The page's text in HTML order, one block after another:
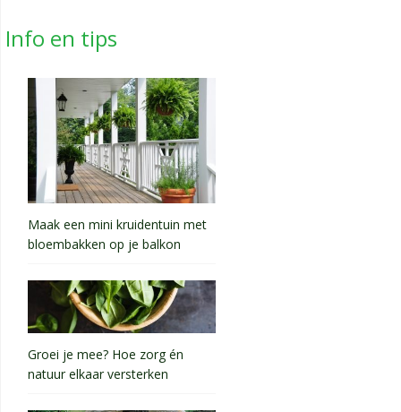
Info en tips
Maak een mini kruidentuin met
bloembakken op je balkon
Groei je mee? Hoe zorg én
natuur elkaar versterken